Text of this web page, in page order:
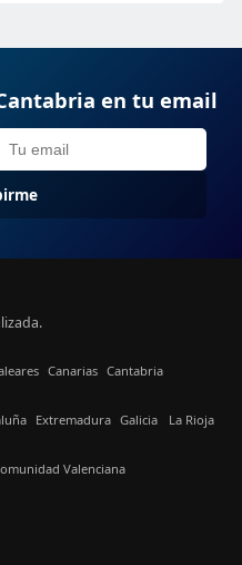
en tu email
Canarias Cantabria
Extremadura Galicia La Rioja
Valenciana